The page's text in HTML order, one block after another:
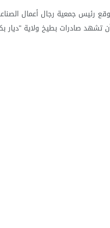
رئيس جمعية رجال أعمال
تشهد صادرات بطيخ ولاية "ديار